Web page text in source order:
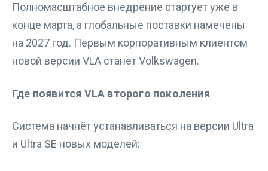
Полномасштабное внедрение стартует уже в
конце марта, а глобальные поставки намечены
на 2027 год. Первым корпоративным клиентом
новой версии VLA станет Volkswagen.
Где появится VLA второго поколения
Система начнёт устанавливаться на версии Ultra
и Ultra SE новых моделей: